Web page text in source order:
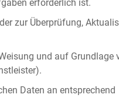
erforderlich ist.
zur Überprüfung,
und auf Grundlage
Daten an entsprechend